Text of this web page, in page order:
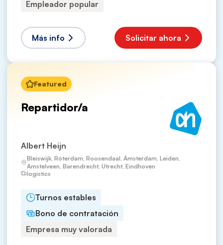
Empleador popular
Más info Solicitar ahora
Featured
Repartidor/a
Albert Heijn
Bleiswijk, Róterdam, Roosendaal, Ámsterdam, Leiden,
Amstelveen, Barendrecht, Utrecht, Eindhoven
logistics
Turnos estables
Bono de contratación
Empresa muy valorada